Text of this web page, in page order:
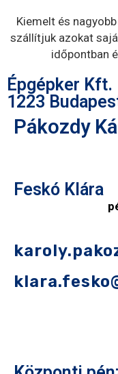
Kiemelt és
szállítjuk azokat
időpontban
Épgépker Kft.
1223
Pákozdy
Feskó Klára